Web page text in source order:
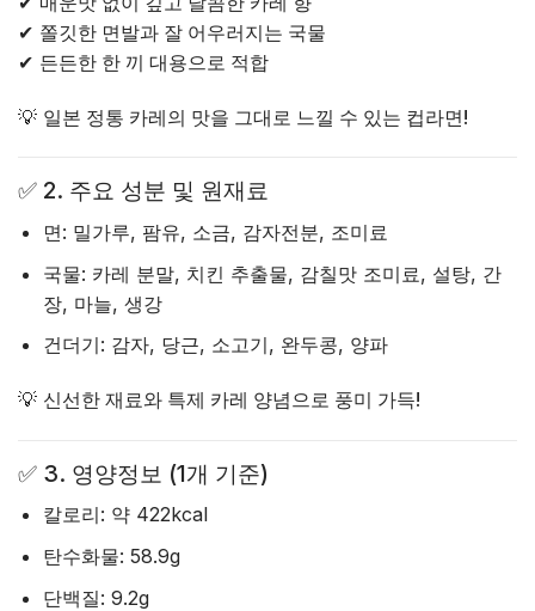
✔ 쫄깃한 면발과 잘 어우러지는 국물
✔ 든든한 한 끼 대용으로 적합
💡 일본 정통 카레의 맛을 그대로 느낄 수 있는 컵라면!
✅ 2. 주요 성분 및 원재료
면: 밀가루, 팜유, 소금, 감자전분, 조미료
국물: 카레 분말, 치킨 추출물, 감칠맛 조미료, 설탕, 간
장, 마늘, 생강
건더기: 감자, 당근, 소고기, 완두콩, 양파
💡 신선한 재료와 특제 카레 양념으로 풍미 가득!
✅ 3. 영양정보 (1개 기준)
칼로리: 약 422kcal
탄수화물: 58.9g
단백질: 9.2g